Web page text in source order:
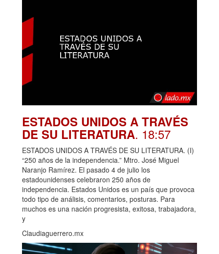
ESTADOS UNIDOS A TRAVÉS
DE SU LITERATURA. 18:57
ESTADOS UNIDOS A TRAVÉS DE SU LITERATURA. (I)
“250 años de la independencia.” Mtro. José Miguel
Naranjo Ramírez. El pasado 4 de julio los
estadounidenses celebraron 250 años de
independencia. Estados Unidos es un país que provoca
todo tipo de análisis, comentarios, posturas. Para
muchos es una nación progresista, exitosa, trabajadora,
y
Claudiaguerrero.mx